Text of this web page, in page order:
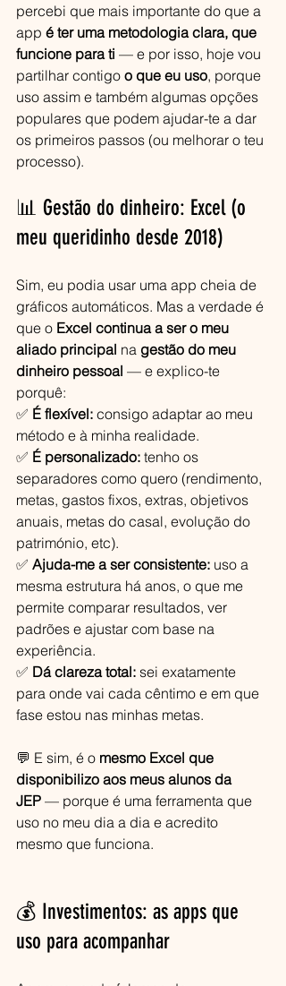
percebi que mais importante do que a
app é ter uma metodologia clara, que
funcione para ti — e por isso, hoje vou
partilhar contigo o que eu uso, porque
uso assim e também algumas opções
populares que podem ajudar-te a dar
os primeiros passos (ou melhorar o teu
processo).
📊 Gestão do dinheiro: Excel (o
meu queridinho desde 2018)
Sim, eu podia usar uma app cheia de
gráficos automáticos. Mas a verdade é
que o Excel continua a ser o meu
aliado principal na gestão do meu
dinheiro pessoal — e explico-te
porquê:
✅ É flexível: consigo adaptar ao meu
método e à minha realidade.
✅ É personalizado: tenho os
separadores como quero (rendimento,
metas, gastos fixos, extras, objetivos
anuais, metas do casal, evolução do
património, etc).
✅ Ajuda-me a ser consistente: uso a
mesma estrutura há anos, o que me
permite comparar resultados, ver
padrões e ajustar com base na
experiência.
✅ Dá clareza total: sei exatamente
para onde vai cada cêntimo e em que
fase estou nas minhas metas.
💬 E sim, é o mesmo Excel que
disponibilizo aos meus alunos da
JEP — porque é uma ferramenta que
uso no meu dia a dia e acredito
mesmo que funciona.
💰 Investimentos: as apps que
uso para acompanhar